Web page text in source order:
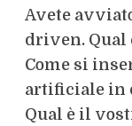
Avete
driven. Qual
Come si
artificiale in
Qual è il